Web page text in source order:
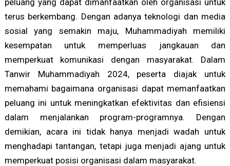
terus berkembang. Dengan adanya teknologi dan media
sosial yang semakin maju, Muhammadiyah memiliki
kesempatan untuk memperluas jangkauan dan
memperkuat komunikasi dengan masyarakat. Dalam
Tanwir Muhammadiyah 2024, peserta diajak untuk
memahami bagaimana organisasi dapat memanfaatkan
peluang ini untuk meningkatkan efektivitas dan efisiensi
dalam menjalankan program-programnya. Dengan
demikian, acara ini tidak hanya menjadi wadah untuk
menghadapi tantangan, tetapi juga menjadi ajang untuk
memperkuat posisi organisasi dalam masyarakat.